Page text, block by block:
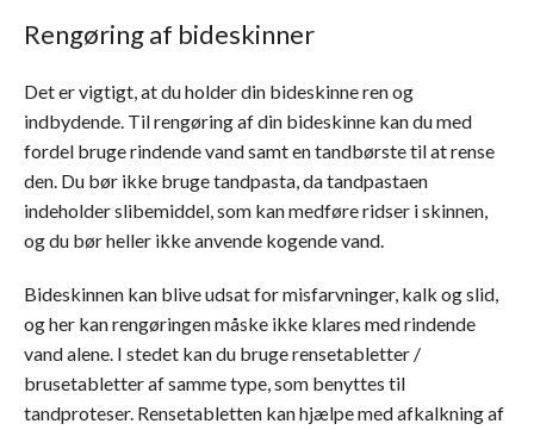
Rengøring af bideskinner
Det er vigtigt, at du holder din bideskinne ren og
indbydende. Til rengøring af din bideskinne kan du med
fordel bruge rindende vand samt en tandbørste til at rense
den. Du bør ikke bruge tandpasta, da tandpastaen
indeholder slibemiddel, som kan medføre ridser i skinnen,
og du bør heller ikke anvende kogende vand.
Bideskinnen kan blive udsat for misfarvninger, kalk og slid,
og her kan rengøringen måske ikke klares med rindende
vand alene. I stedet kan du bruge rensetabletter /
brusetabletter af samme type, som benyttes til
tandproteser. Rensetabletten kan hjælpe med afkalkning af